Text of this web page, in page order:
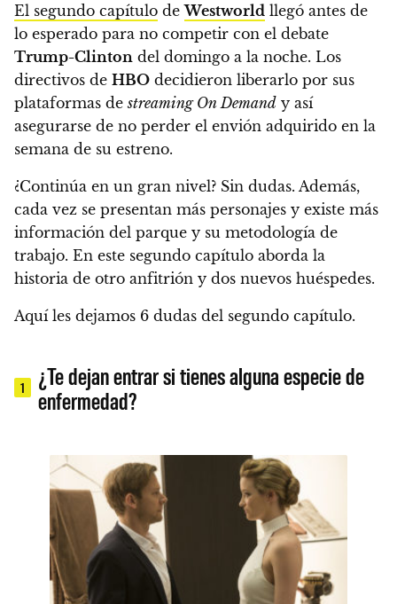
El segundo capítulo deWestworld llegó antes de
lo esperado para no competir con el debate
Trump-Clinton del domingo a la noche. Los
directivos de HBO decidieron liberarlo por sus
plataformas destreaming On Demand y así
asegurarse de no perder el envión adquirido en la
semana de su estreno.
¿Continúa en un gran nivel? Sin dudas. Además,
cada vez se presentan más personajes y existe más
información del parque y su metodología de
trabajo. En este segundo capítulo aborda la
historia de otro anfitrión y dos nuevos huéspedes.
Aquí les dejamos 6 dudas del segundo capítulo.
1
¿Te dejan entrar si tienes alguna especie de
enfermedad?